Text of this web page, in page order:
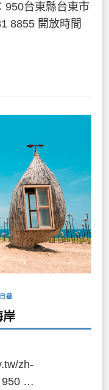
950台東縣台東市
8855 開放時間
遊
岸
zh-
950 …